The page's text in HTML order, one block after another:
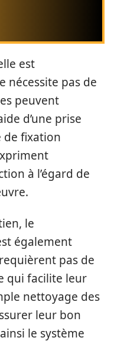
est
nécessite pas de
peuvent
d’une prise
de fixation
à l’égard de
le
également
pas de
qui facilite leur
nettoyage des
leur bon
le système